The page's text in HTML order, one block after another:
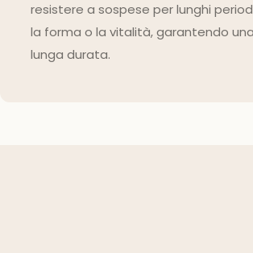
resistere a sospese per lunghi
la forma o la vitalità, garantendo
lunga durata.